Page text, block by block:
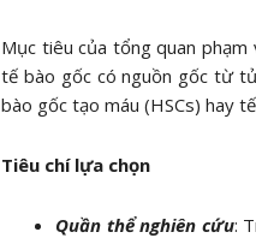
Mục tiêu của tổng quan phạm
tế bào gốc có nguồn gốc từ
bào gốc tạo máu (HSCs) hay
Tiêu chí lựa chọn
Quần thể nghiên cứu: